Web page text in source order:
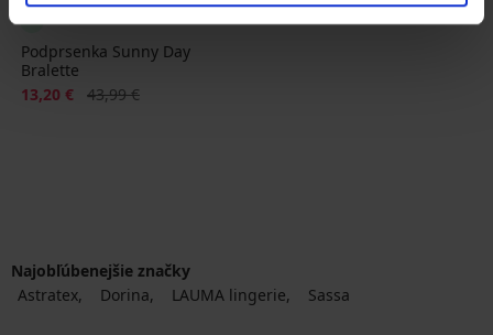
Podprsenka Sunny Day
Bralette
Zľava
13,20 € Pôvodná cena
43,99 €
Najobľúbenejšie značky
Astratex
Dorina LAUMA lingerie Sassa